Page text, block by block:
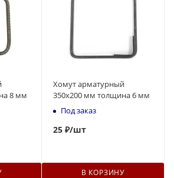
8 мм
Хомут арматурный
350х200 мм толщина 6 мм
Под заказ
25 ₽/шт
В КОРЗИНУ